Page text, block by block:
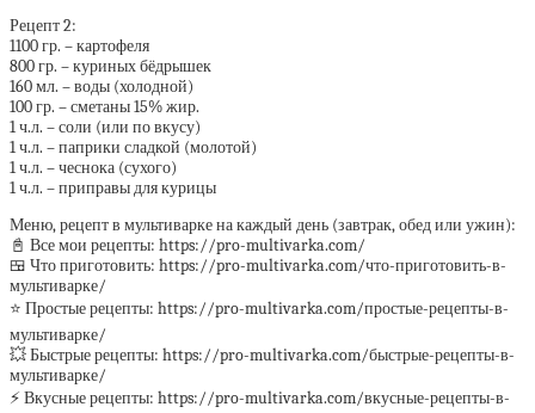
Рецепт 2:
1100 гр. – картофеля
800 гр. – куриных бёдрышек
160 мл. – воды (холодной)
100 гр. – сметаны 15% жир.
1 ч.л. – соли (или по вкусу)
1 ч.л. – паприки сладкой (молотой)
1 ч.л. – чеснока (сухого)
1 ч.л. – приправы для курицы
Меню, рецепт в мультиварке на каждый день (завтрак, обед или ужин):
📓 Все мои рецепты: https://pro-multivarka.com/
🍱 Что приготовить: https://pro-multivarka.com/что-приготовить-в-
мультиварке/
⭐️ Простые рецепты: https://pro-multivarka.com/простые-рецепты-в-
мультиварке/
💥 Быстрые рецепты: https://pro-multivarka.com/быстрые-рецепты-в-
мультиварке/
⚡️ Вкусные рецепты: https://pro-multivarka.com/вкусные-рецепты-в-